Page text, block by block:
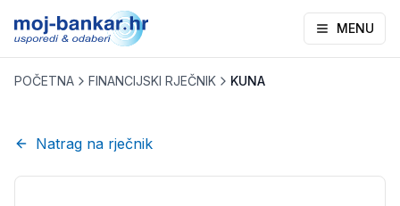
MENU
POČETNA FINANCIJSKI RJEČNIK KUNA
Natrag na rječnik